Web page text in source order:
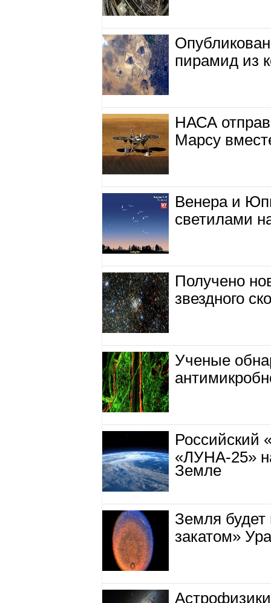
пирамид из
НАСА
Марсу
Венера и
светилами
Получено
звездного
Ученые
Российский
«ЛУНА-25»
Земле
Земля
закатом»